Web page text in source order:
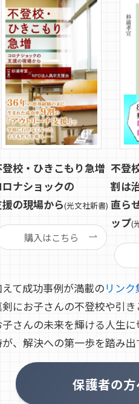
登校・ひきこもり急増
ロナショックの
の現場から(光文社新書)
購入はこちら
不登
割は
直ら
ップ(
て成功事例が満載のリンク
剣にお子さんの不登校や引
子さんの未来を輝ける人生
が、解決への第一歩を踏み
保護者の方